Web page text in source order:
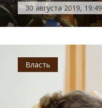
30 августа 2019, 19:49
Власть